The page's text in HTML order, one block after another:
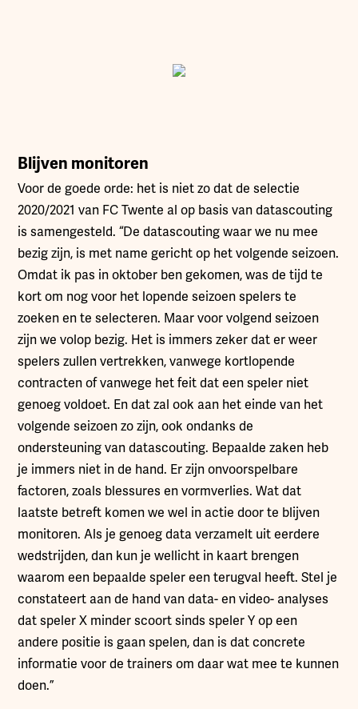
Blijven monitoren
Voor de goede orde: het is niet zo dat de selectie
2020/2021 van FC Twente al op basis van datascouting
is samengesteld. “De datascouting waar we nu mee
bezig zijn, is met name gericht op het volgende seizoen.
Omdat ik pas in oktober ben gekomen, was de tijd te
kort om nog voor het lopende seizoen spelers te
zoeken en te selecteren. Maar voor volgend seizoen
zijn we volop bezig. Het is immers zeker dat er weer
spelers zullen vertrekken, vanwege kortlopende
contracten of vanwege het feit dat een speler niet
genoeg voldoet. En dat zal ook aan het einde van het
volgende seizoen zo zijn, ook ondanks de
ondersteuning van datascouting. Bepaalde zaken heb
je immers niet in de hand. Er zijn onvoorspelbare
factoren, zoals blessures en vormverlies. Wat dat
laatste betreft komen we wel in actie door te blijven
monitoren. Als je genoeg data verzamelt uit eerdere
wedstrijden, dan kun je wellicht in kaart brengen
waarom een bepaalde speler een terugval heeft. Stel je
constateert aan de hand van data- en video- analyses
dat speler X minder scoort sinds speler Y op een
andere positie is gaan spelen, dan is dat concrete
informatie voor de trainers om daar wat mee te kunnen
doen.”